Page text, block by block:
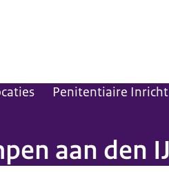
Penitentiaire
aan den